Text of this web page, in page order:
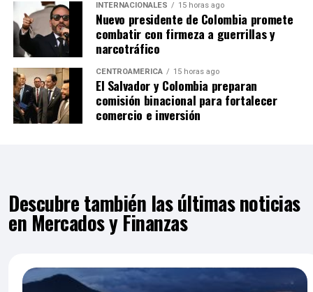
INTERNACIONALES 15 horas ago
Nuevo presidente de Colombia promete
combatir con firmeza a guerrillas y
narcotráfico
CENTROAMÉRICA 15 horas ago
El Salvador y Colombia preparan
comisión binacional para fortalecer
comercio e inversión
Descubre también las últimas noticias
en Mercados y Finanzas